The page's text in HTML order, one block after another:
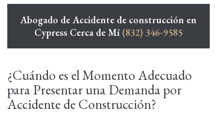
Abogado de Accidente de construcción en
Cypress Cerca de Mí (832) 346-9585
¿Cuándo es el Momento Adecuado
para Presentar una Demanda por
Accidente de Construcción?